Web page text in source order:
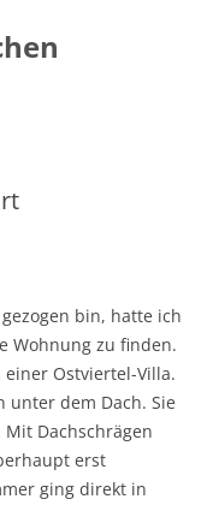
bin, hatte ich
Wohnung zu finden.
einer Ostviertel-Villa.
dem Dach. Sie
Dachschrägen
erst
ging direkt in